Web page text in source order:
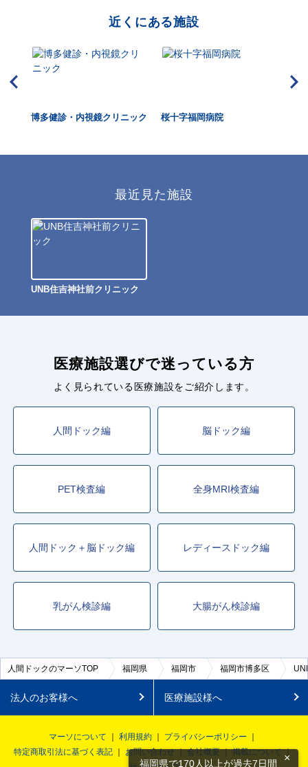
近くにある施設
博多健診・内視鏡クリニック 桜十字福岡病院
最近見た施設
UNB住吉神社前クリニック
医療施設選びで迷っている方
よく見られている医療施設をご紹介します。
人間ドック編 脳ドック編
PET検査編 全身MRI検査編
人間ドック＋脳ドック編 レディースドック編
乳がん検診編 大腸がん検診編
人間ドックのマーソTOP 福岡県 福岡市 福岡市博多区
法人のお客様へ 医療施設様へ
マーソについて 利用規約
プライバシーポリシー
特定商取引法に基づく表記
お問い合わせ 会社概要
掲載について
福岡県で170人以上が過去7日間 ×